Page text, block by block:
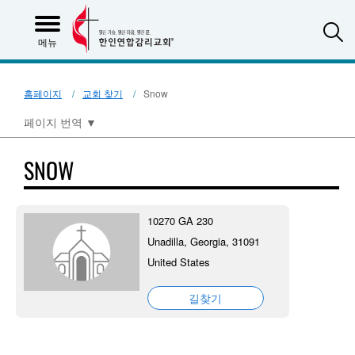
메뉴
홈페이지 교회 찾기 Snow
페이지 번역 ▼
SNOW
10270 GA 230
Unadilla, Georgia, 31091
United States
길찾기